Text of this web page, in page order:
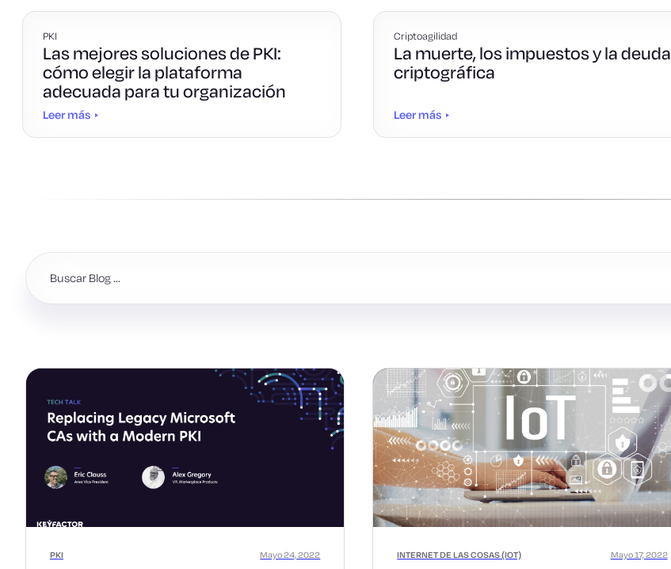
PKI
Las mejores soluciones de PKI:
cómo elegir la plataforma
adecuada para tu organización
Leer más
Criptoagilidad
La muerte, los impuestos y la deuda
criptográfica
Leer más
PKI Mayo 24, 2022 INTERNET DE LAS COSAS (IOT) Mayo 17, 2022